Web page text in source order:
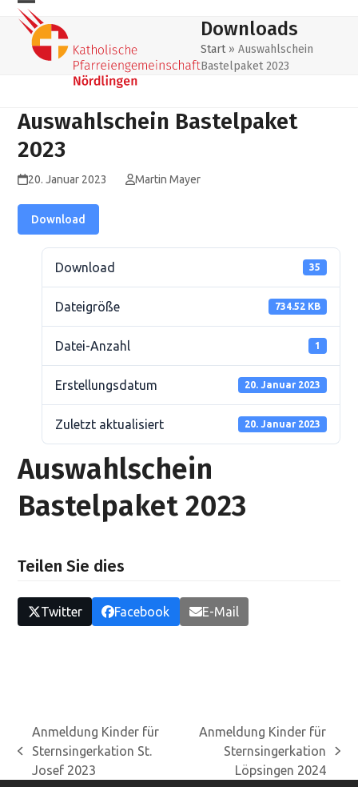
Skip
content
Mobiles
Menu
Mobiles
Menu
schließen
Downloads
Start»Auswahlschein
Bastelpaket 2023
Auswahlschein Bastelpaket
2023
20. Januar 2023 Martin Mayer
Download
Download 35
Dateigröße 734.52 KB
Datei-Anzahl 1
Erstellungsdatum 20. Januar 2023
Zuletzt aktualisiert 20. Januar 2023
Auswahlschein
Bastelpaket 2023
Teilen Sie dies
Twitter Facebook E-Mail
vorheriger
Beitrag:
Anmeldung Kinder für
Sternsingerkation St.
Josef 2023
Nächster
Beitrag:
Anmeldung Kinder für
Sternsingerkation
Löpsingen 2024